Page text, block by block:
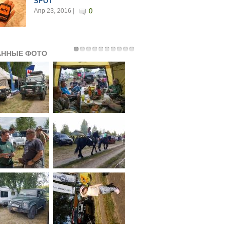
Апр 23, 2016 | 0
ФОТО